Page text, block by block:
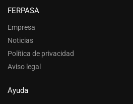
FERPASA
Empresa
Noticias
Política de privacidad
Aviso legal
Ayuda